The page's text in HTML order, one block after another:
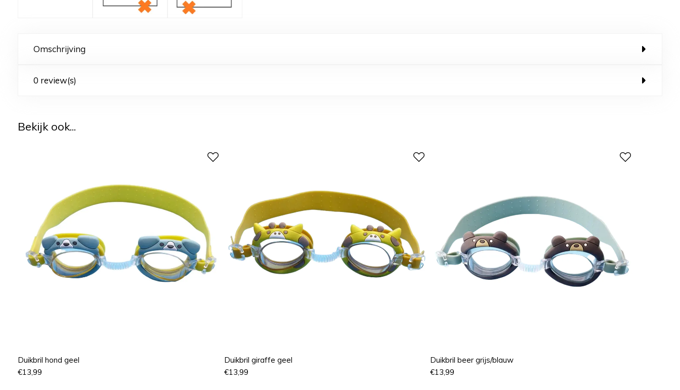
Omschrijving
0 review(s)
Bekijk ook...
Duikbril hond geel
€13,99
Duikbril giraffe geel
€13,99
Duikbril beer grijs/blauw
€13,99